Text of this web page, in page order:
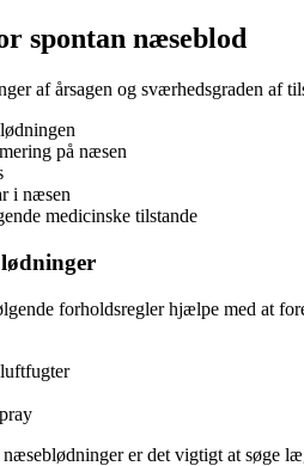
spontan næseblod
af årsagen og sværhedsgraden af
på næsen
i næsen
medicinske tilstande
forholdsregler hjælpe med at
er det vigtigt at søge